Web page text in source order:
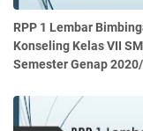
RPP 1 Lembar
Konseling Kelas VII
Semester Genap